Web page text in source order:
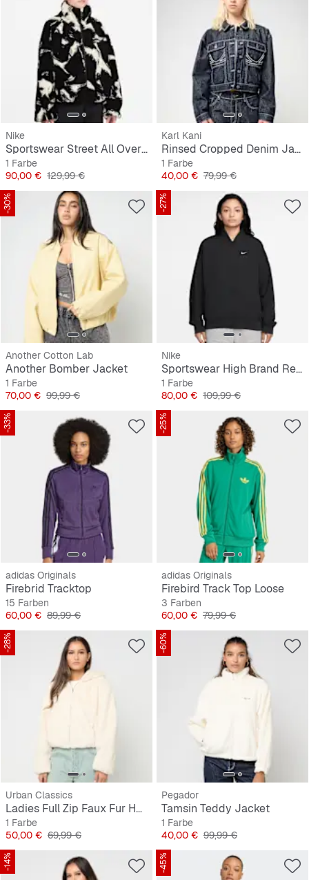
Nike
Sportswear Street All Over Print Sherpa
1 Farbe
Preis
90,00 € Originalpreis
129,99 €
Karl Kani
Rinsed Cropped Denim Jacket
1 Farbe
Preis
40,00 € Originalpreis
79,99 €
-30%
Another Cotton Lab
Another Bomber Jacket
1 Farbe
Preis
70,00 € Originalpreis
99,99 €
-27%
Nike
Sportswear High Brand Read Varsity Jacket
1 Farbe
Preis
80,00 € Originalpreis
109,99 €
-33%
adidas Originals
Firebrid Tracktop
15 Farben
Preis
60,00 € Originalpreis
89,99 €
-25%
adidas Originals
Firebird Track Top Loose
3 Farben
Preis
60,00 € Originalpreis
79,99 €
-28%
Urban Classics
Ladies Full Zip Faux Fur Hoodie
1 Farbe
Preis
50,00 € Originalpreis
69,99 €
-60%
Pegador
Tamsin Teddy Jacket
1 Farbe
Preis
40,00 € Originalpreis
99,99 €
-14% -45%